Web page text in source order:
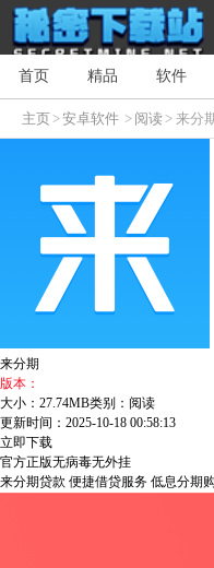
首页 精品 软件
主页>安卓软件 > 阅读> 来分
来分期
版本：
大小：27.74MB类别：阅读
更新时间：2025-10-18 00:58:13
立即下载
官方正版无病毒无外挂
来分期贷款 便捷借贷服务 低息分期